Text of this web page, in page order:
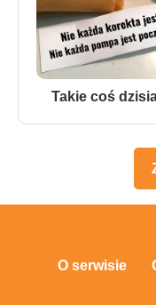
Takie coś
O serwisie